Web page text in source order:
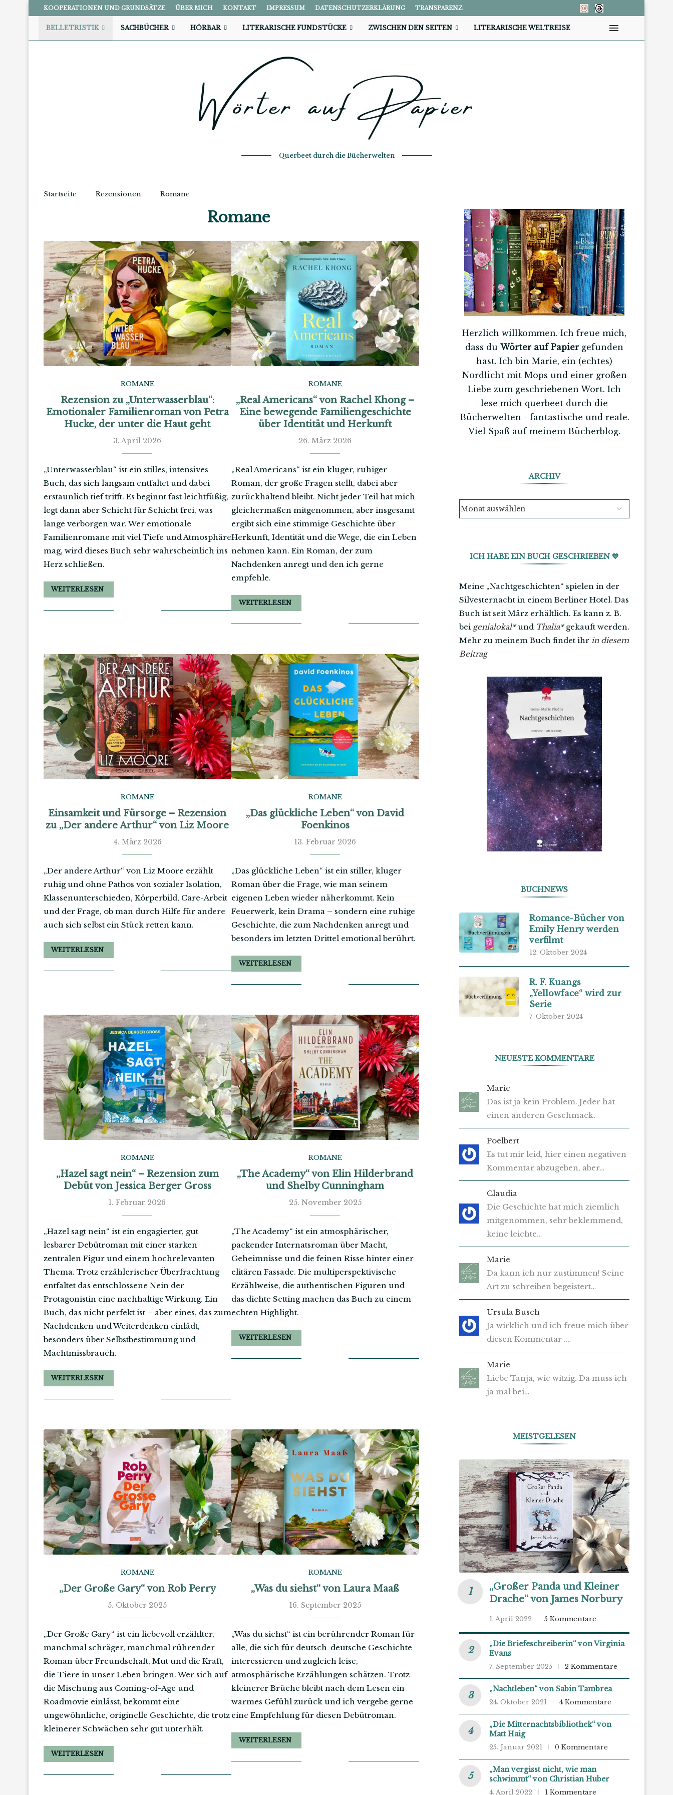
KOOPERATIONEN UND GRUNDSÄTZE ÜBER MICH KONTAKT IMPRESSUM DATENSCHUTZERKLÄRUNG TRANSPARENZ
BELLETRISTIK SACHBÜCHER HÖRBAR LITERARISCHE FUNDSTÜCKE ZWISCHEN DEN SEITEN LITERARISCHE WELTREISE
Querbeet durch die Bücherwelten
Startseite Rezensionen Romane
Romane
ROMANE
Rezension zu „Unterwasserblau“:
Emotionaler Familienroman von Petra
Hucke, der unter die Haut geht
3. April 2026
„Unterwasserblau“ ist ein stilles, intensives
Buch, das sich langsam entfaltet und dabei
erstaunlich tief trifft. Es beginnt fast leichtfüßig,
legt dann aber Schicht für Schicht frei, was
lange verborgen war. Wer emotionale
Familienromane mit viel Tiefe und Atmosphäre
mag, wird dieses Buch sehr wahrscheinlich ins
Herz schließen.
WEITERLESEN
ROMANE
„Real Americans“ von Rachel Khong –
Eine bewegende Familiengeschichte
über Identität und Herkunft
26. März 2026
„Real Americans“ ist ein kluger, ruhiger
Roman, der große Fragen stellt, dabei aber
zurückhaltend bleibt. Nicht jeder Teil hat mich
gleichermaßen mitgenommen, aber insgesamt
ergibt sich eine stimmige Geschichte über
Herkunft, Identität und die Wege, die ein Leben
nehmen kann. Ein Roman, der zum
Nachdenken anregt und den ich gerne
empfehle.
WEITERLESEN
ROMANE
Einsamkeit und Fürsorge – Rezension
zu „Der andere Arthur“ von Liz Moore
4. März 2026
„Der andere Arthur“ von Liz Moore erzählt
ruhig und ohne Pathos von sozialer Isolation,
Klassenunterschieden, Körperbild, Care-Arbeit
und der Frage, ob man durch Hilfe für andere
auch sich selbst ein Stück retten kann.
WEITERLESEN
ROMANE
„Das glückliche Leben“ von David
Foenkinos
13. Februar 2026
„Das glückliche Leben“ ist ein stiller, kluger
Roman über die Frage, wie man seinem
eigenen Leben wieder näherkommt. Kein
Feuerwerk, kein Drama – sondern eine ruhige
Geschichte, die zum Nachdenken anregt und
besonders im letzten Drittel emotional berührt.
WEITERLESEN
ROMANE
„Hazel sagt nein“ – Rezension zum
Debüt von Jessica Berger Gross
1. Februar 2026
„Hazel sagt nein“ ist ein engagierter, gut
lesbarer Debütroman mit einer starken
zentralen Figur und einem hochrelevanten
Thema. Trotz erzählerischer Überfrachtung
entfaltet das entschlossene Nein der
Protagonistin eine nachhaltige Wirkung. Ein
Buch, das nicht perfekt ist – aber eines, das zum
Nachdenken und Weiterdenken einlädt,
besonders über Selbstbestimmung und
Machtmissbrauch.
WEITERLESEN
ROMANE
„The Academy“ von Elin Hilderbrand
und Shelby Cunningham
25. November 2025
„The Academy“ ist ein atmosphärischer,
packender Internatsroman über Macht,
Geheimnisse und die feinen Risse hinter einer
elitären Fassade. Die multiperspektivische
Erzählweise, die authentischen Figuren und
das dichte Setting machen das Buch zu einem
echten Highlight.
WEITERLESEN
ROMANE
„Der Große Gary“ von Rob Perry
5. Oktober 2025
„Der Große Gary“ ist ein liebevoll erzählter,
manchmal schräger, manchmal rührender
Roman über Freundschaft, Mut und die Kraft,
die Tiere in unser Leben bringen. Wer sich auf
die Mischung aus Coming-of-Age und
Roadmovie einlässt, bekommt eine
ungewöhnliche, originelle Geschichte, die trotz
kleinerer Schwächen sehr gut unterhält.
WEITERLESEN
ROMANE
„Was du siehst“ von Laura Maaß
16. September 2025
„Was du siehst“ ist ein berührender Roman für
alle, die sich für deutsch-deutsche Geschichte
interessieren und zugleich leise,
atmosphärische Erzählungen schätzen. Trotz
kleinerer Brüche bleibt nach dem Lesen ein
warmes Gefühl zurück und ich vergebe gerne
eine Empfehlung für diesen Debütroman.
WEITERLESEN
Herzlich willkommen. Ich freue mich,
dass du Wörter auf Papiergefunden
hast. Ich bin Marie, ein (echtes)
Nordlicht mit Mops und einer großen
Liebe zum geschriebenen Wort. Ich
lese mich querbeet durch die
Bücherwelten - fantastische und reale.
Viel Spaß auf meinem Bücherblog.
ARCHIV
ICH HABE EIN BUCH GESCHRIEBEN 💙
Meine „Nachtgeschichten“ spielen in der
Silvesternacht in einem Berliner Hotel. Das
Buch ist seit März erhältlich. Es kann z. B.
bei genialokal*und Thalia*gekauft werden.
Mehr zu meinem Buch findet ihr in diesem
Beitrag
BUCHNEWS
Romance-Bücher von
Emily Henry werden
verfilmt
12. Oktober 2024
R. F. Kuangs
„Yellowface“ wird zur
Serie
7. Oktober 2024
NEUESTE KOMMENTARE
Marie
Das ist ja kein Problem. Jeder hat
einen anderen Geschmack.
Poelbert
Es tut mir leid, hier einen negativen
Kommentar abzugeben, aber…
Claudia
Die Geschichte hat mich ziemlich
mitgenommen, sehr beklemmend,
keine leichte…
Marie
Da kann ich nur zustimmen! Seine
Art zu schreiben begeistert…
Ursula Busch
Ja wirklich und ich freue mich über
diesen Kommentar .…
Marie
Liebe Tanja, wie witzig. Da muss ich
ja mal bei…
MEISTGELESEN
„Großer Panda und Kleiner
Drache“ von James Norbury
1. April 2022 5 Kommentare
„Die Briefeschreiberin“ von Virginia
Evans
7. September 2025 2 Kommentare
„Nachtleben“ von Sabin Tambrea
24. Oktober 2021 4 Kommentare
„Die Mitternachtsbibliothek“ von
Matt Haig
25. Januar 2021 0 Kommentare
„Man vergisst nicht, wie man
schwimmt“ von Christian Huber
4. April 2022 1 Kommentare